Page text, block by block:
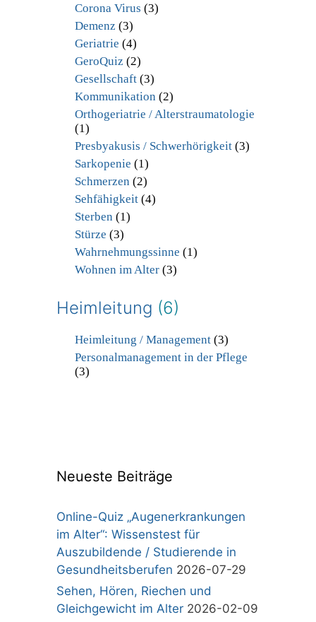
Corona Virus (3)
Demenz (3)
Geriatrie (4)
GeroQuiz (2)
Gesellschaft(3)
Kommunikation (2)
Orthogeriatrie / Alterstraumatologie
(1)
Presbyakusis / Schwerhörigkeit(3)
Sarkopenie (1)
Schmerzen (2)
Sehfähigkeit(4)
Sterben (1)
Stürze (3)
Wahrnehmungssinne (1)
Wohnen im Alter(3)
Heimleitung (6)
Heimleitung / Management(3)
Personalmanagement in der Pflege
(3)
Neueste Beiträge
Online-Quiz „Augenerkrankungen
im Alter“: Wissenstest für
Auszubildende / Studierende in
Gesundheitsberufen 2026-07-29
Sehen, Hören, Riechen und
Gleichgewicht im Alter 2026-02-09